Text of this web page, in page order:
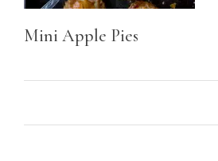
Mini Apple Pies